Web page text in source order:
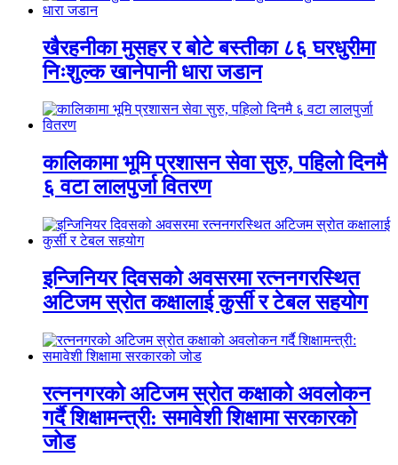
खैरहनीका मुसहर र बोटे बस्तीका ८६ घरधुरीमा
निःशुल्क खानेपानी धारा जडान
कालिकामा भूमि प्रशासन सेवा सुरु, पहिलो दिनमै
६ वटा लालपुर्जा वितरण
इन्जिनियर दिवसको अवसरमा रत्ननगरस्थित
अटिजम स्रोत कक्षालाई कुर्सी र टेबल सहयोग
रत्ननगरको अटिजम स्रोत कक्षाको अवलोकन
गर्दै शिक्षामन्त्री: समावेशी शिक्षामा सरकारको
जोड